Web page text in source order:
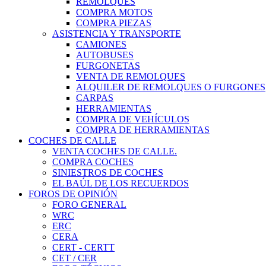
COMPRA MOTOS
COMPRA PIEZAS
ASISTENCIA Y TRANSPORTE
CAMIONES
AUTOBUSES
FURGONETAS
VENTA DE REMOLQUES
ALQUILER DE REMOLQUES O FURGONES
CARPAS
HERRAMIENTAS
COMPRA DE VEHÍCULOS
COMPRA DE HERRAMIENTAS
COCHES DE CALLE
VENTA COCHES DE CALLE.
COMPRA COCHES
SINIESTROS DE COCHES
EL BAÚL DE LOS RECUERDOS
FOROS DE OPINIÓN
FORO GENERAL
WRC
ERC
CERA
CERT - CERTT
CET / CER